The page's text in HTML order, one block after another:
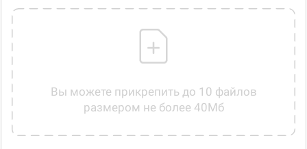
Вы можете прикрепить до 10 файлов
размером не более 40Мб